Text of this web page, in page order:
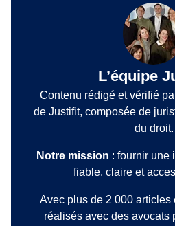
L’équipe
Contenu rédigé et vérifié
de Justifit, composée de
du droit.
Notre mission : fournir une
fiable, claire et
Avec plus de 2 000
réalisés avec des avocats